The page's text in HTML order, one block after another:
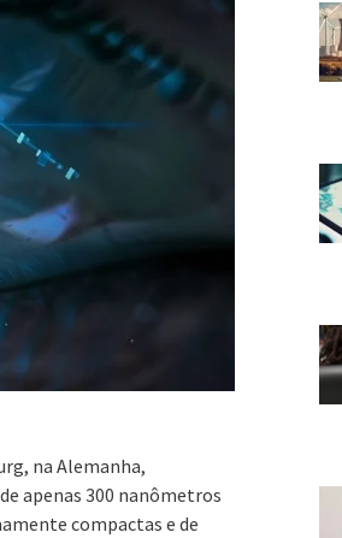
na Alemanha,
apenas 300 nanômetros
compactas e de